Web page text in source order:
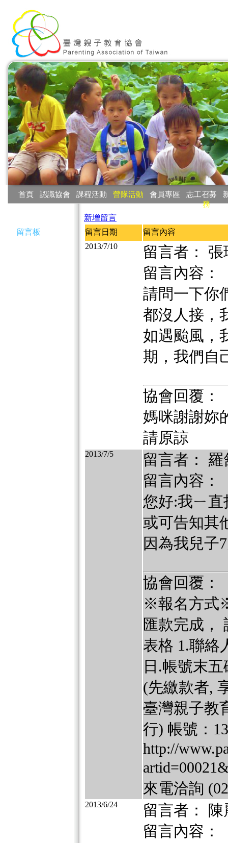
首頁 認識協會 課程活動 營隊活動 會員專區 志工召募
務
留言板
新增留言
留言日期
留言內容
2013/7/10
留言者： 張
留言內容：
請問一下你
都沒人接，
如遇颱風，
期，我們自
協會回覆：
媽咪謝謝妳
請原諒
2013/7/5
留言者： 羅
留言內容：
您好:我ㄧ直
或可告知其
因為我兒子
協會回覆：
※報名方式
匯款完成，
表格 1.聯絡
日.帳號末
(先繳款者,
臺灣親子教
行) 帳號：
http://
來電洽詢
2013/6/24
留言者： 陳
留言內容：